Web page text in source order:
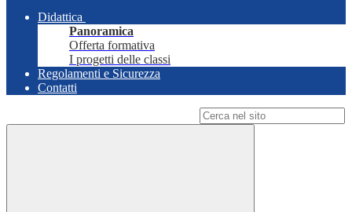
Didattica
Panoramica
Offerta formativa
I progetti delle classi
Regolamenti e Sicurezza
Contatti